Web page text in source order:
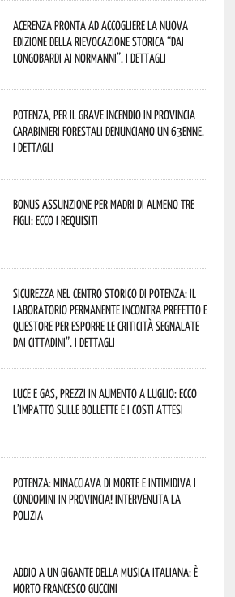
Acerenza pronta ad accogliere la nuova
edizione della rievocazione storica “Dai
Longobardi ai Normanni”. I dettagli
Potenza, per il grave incendio in Provincia
Carabinieri forestali denunciano un 63enne.
I dettagli
Bonus assunzione per madri di almeno tre
figli: ecco i requisiti
Sicurezza nel Centro Storico di Potenza: il
Laboratorio Permanente incontra Prefetto e
Questore per esporre le criticità segnalate
dai cittadini”. I dettagli
Luce e gas, prezzi in aumento a luglio: ecco
l’impatto sulle bollette e i costi attesi
Potenza: minacciava di morte e intimidiva i
condomini in provincia! Intervenuta la
Polizia
Addio a un gigante della musica italiana: è
morto Francesco Guccini